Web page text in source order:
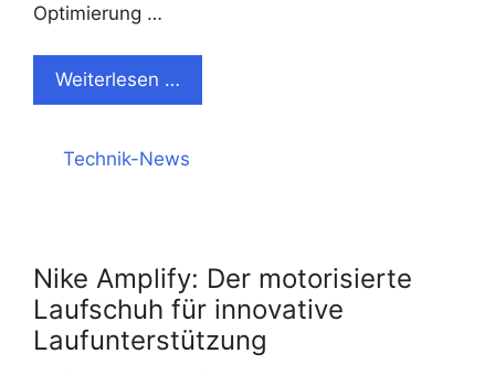
Optimierung …
Weiterlesen …
Kategorien
Technik-News
Nike Amplify: Der motorisierte
Laufschuh für innovative
Laufunterstützung